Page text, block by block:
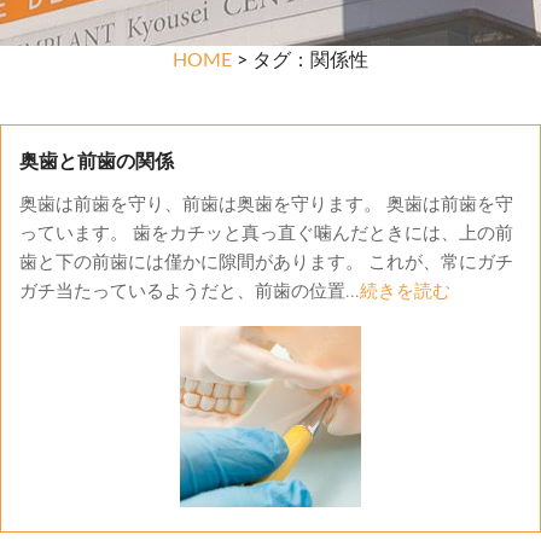
HOME > タグ：関係性
奥歯と前歯の関係
奥歯は前歯を守り、前歯は奥歯を守ります。 奥歯は前歯を守
っています。 歯をカチッと真っ直ぐ噛んだときには、上の前
歯と下の前歯には僅かに隙間があります。 これが、常にガチ
ガチ当たっているようだと、前歯の位置...続きを読む